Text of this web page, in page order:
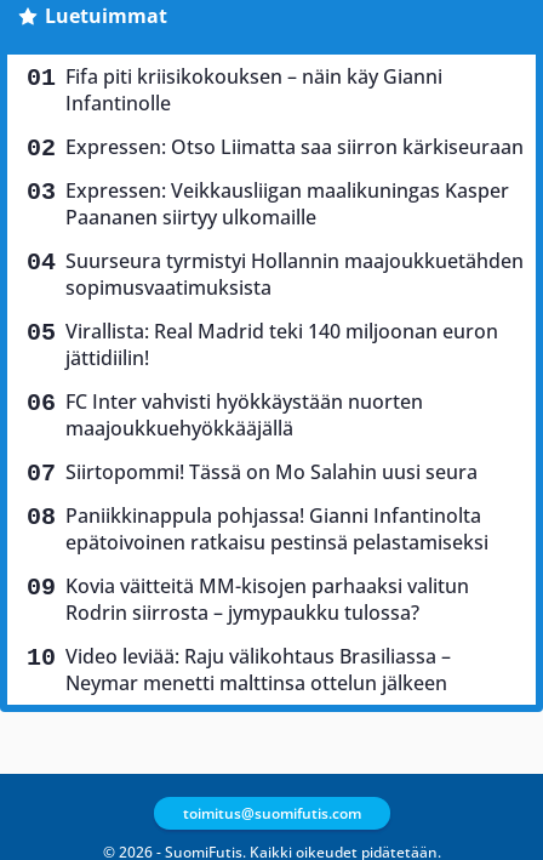
Luetuimmat
Fifa piti kriisikokouksen – näin käy Gianni
Infantinolle
Expressen: Otso Liimatta saa siirron kärkiseuraan
Expressen: Veikkausliigan maalikuningas Kasper
Paananen siirtyy ulkomaille
Suurseura tyrmistyi Hollannin maajoukkuetähden
sopimusvaatimuksista
Virallista: Real Madrid teki 140 miljoonan euron
jättidiilin!
FC Inter vahvisti hyökkäystään nuorten
maajoukkuehyökkääjällä
Siirtopommi! Tässä on Mo Salahin uusi seura
Paniikkinappula pohjassa! Gianni Infantinolta
epätoivoinen ratkaisu pestinsä pelastamiseksi
Kovia väitteitä MM-kisojen parhaaksi valitun
Rodrin siirrosta – jymypaukku tulossa?
Video leviää: Raju välikohtaus Brasiliassa –
Neymar menetti malttinsa ottelun jälkeen
© 2026 - SuomiFutis. Kaikki oikeudet pidätetään.
toimitus@suomifutis.com